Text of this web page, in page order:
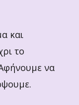
και
το
να